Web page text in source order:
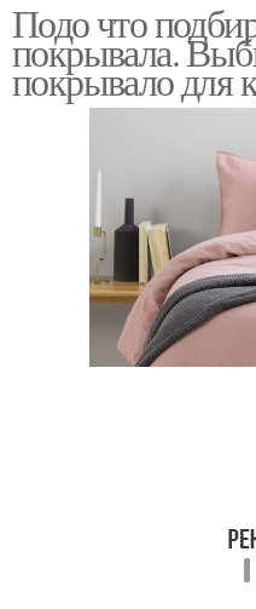
Покрывала на кровать
Покрывало в спальню
Подо что
покрывала.
покрывало для